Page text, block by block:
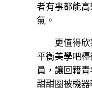
者有事都能
氣。
更值得
平衡美學吧
員，讓回籍
甜甜圈被機